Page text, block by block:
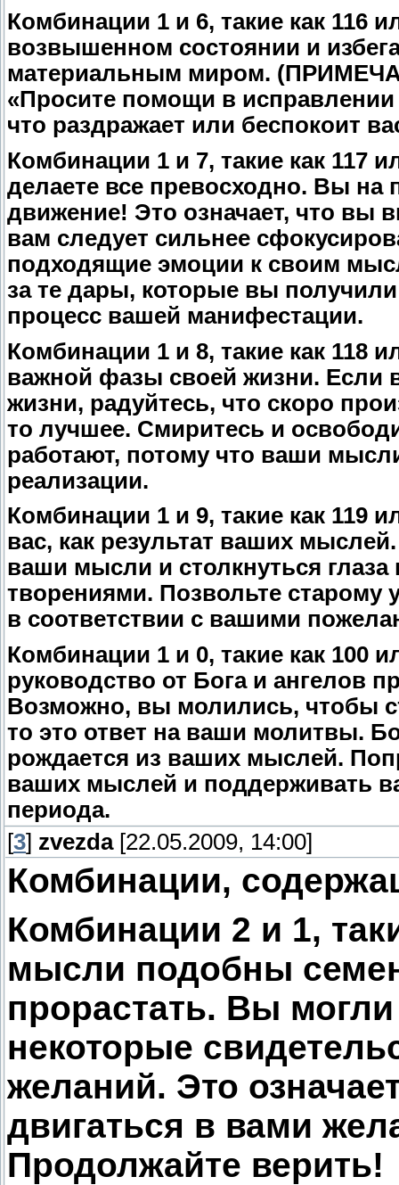
Комбинации 1 и 6, такие как 116
возвышенном состоянии и
материальным миром.
«Просите помощи в исправлении
что раздражает или беспокоит
Комбинации 1 и 7, такие как 117
делаете все превосходно. Вы
движение! Это означает, что вы
вам следует сильнее
подходящие эмоции к своим
за те дары, которые вы
процесс вашей манифестации.
Комбинации 1 и 8, такие как 118
важной фазы своей жизни. Если
жизни, радуйтесь, что скоро
то лучшее. Смиритесь и
работают, потому что ваши
реализации.
Комбинации 1 и 9, такие как 119
вас, как результат ваших
ваши мысли и столкнуться
творениями. Позвольте старому
в соответствии с вашими
Комбинации 1 и 0, такие как 100
руководство от Бога и ангелов
Возможно, вы молились, чтобы
то это ответ на ваши молитвы.
рождается из ваших мыслей.
ваших мыслей и поддерживать
периода.
[3] zvezda[22.05.2009, 14:00]
Комбинации,
Комбинации 2 и 1,
мысли подобны
прорастать. Вы
некоторые
желаний. Это
двигаться в вами
Продолжайте верить!